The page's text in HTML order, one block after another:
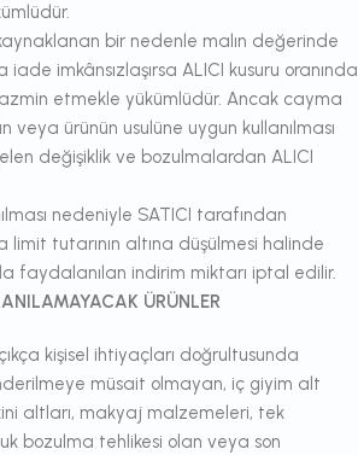
kaynaklanan bir nedenle malın değerinde
imkânsızlaşırsa ALICI kusuru oranında
tazmin etmekle yükümlüdür. Ancak cayma
veya ürünün usulüne uygun kullanılması
değişiklik ve bozulmalardan ALICI
nedeniyle SATICI tarafından
tutarının altına düşülmesi halinde
faydalanılan indirim miktarı iptal edilir.
ÜRÜNLER
kişisel ihtiyaçları doğrultusunda
müsait olmayan, iç giyim alt
altları, makyaj malzemeleri, tek
bozulma tehlikesi olan veya son